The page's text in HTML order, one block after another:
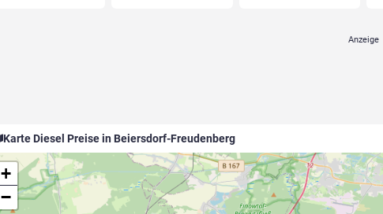
Karte Diesel Preise in Beiersdorf-Freudenberg
+
−